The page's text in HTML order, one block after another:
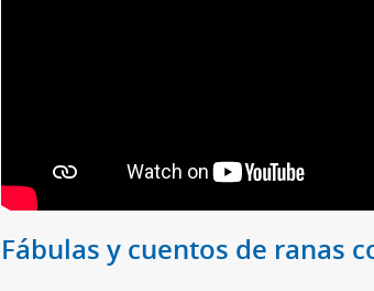
Fábulas y cuentos de ranas